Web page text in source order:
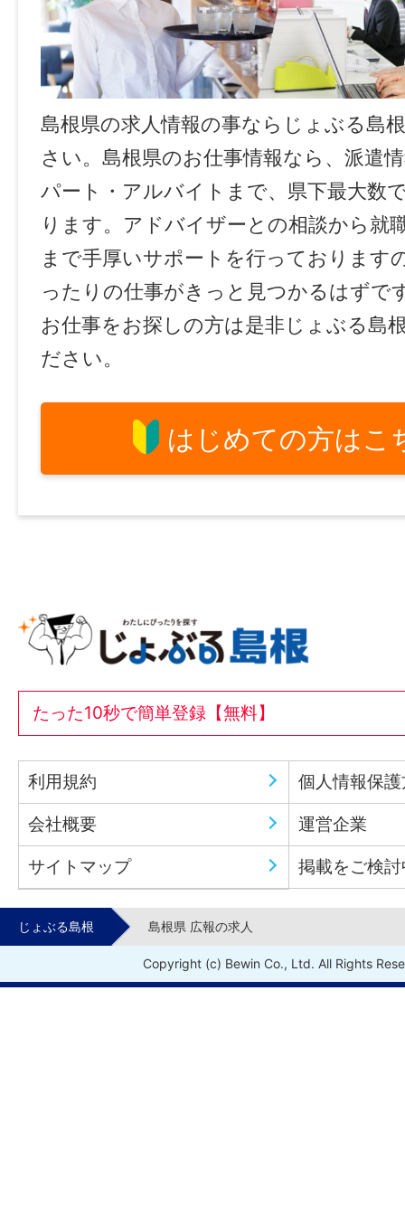
島根県の求人情報の事ならじょぶる島
さい。島根県のお仕事情報なら、派遣
パート・アルバイトまで、県下最大数
ります。アドバイザーとの相談から就
まで手厚いサポートを行っております
ったりの仕事がきっと見つかるはずで
お仕事をお探しの方は是非じょぶる島
ださい。
はじめての方はこ
たった10秒で簡単登録【無料】
利用規約 個人情報保
会社概要 運営企業
サイトマップ 掲載をご検
じょぶる島根 島根県 広報の求人
Copyright (c) Bewin Co., Ltd. All Rights